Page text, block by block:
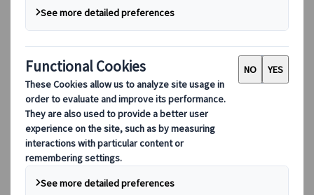
DEIB
我们的数字工具
伙伴行动应用程序
供应商网络应用程序
代理网络应用程序
目的地
目的地
探索 Kuoni Tumlare 的全球覆盖范围，作为您的本地专